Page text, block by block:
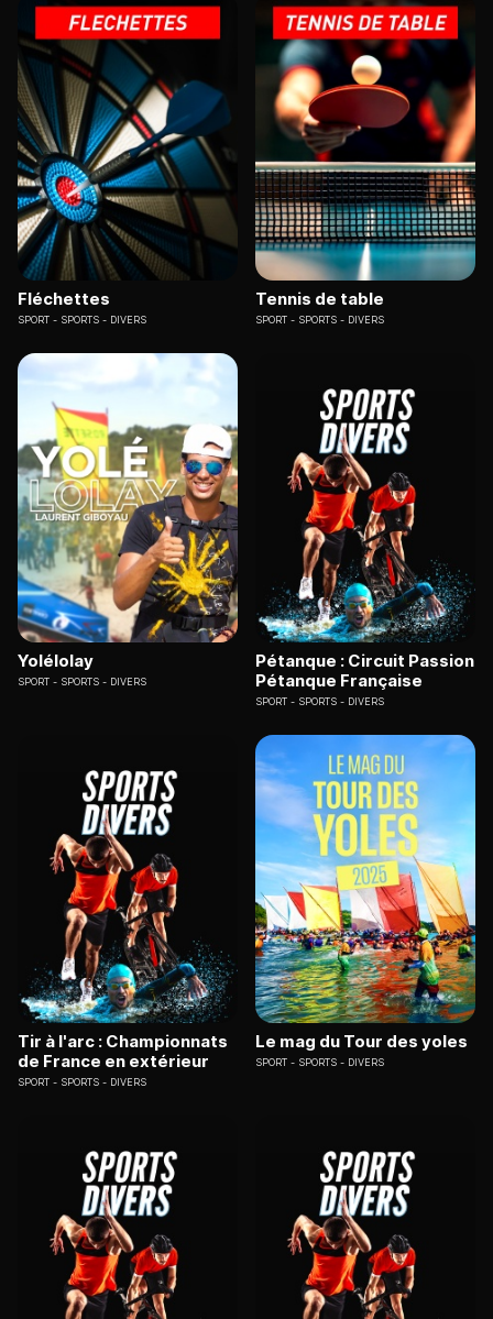
Fléchettes
SPORT SPORTS - DIVERS
Tennis de table
SPORT SPORTS - DIVERS
Yolélolay
SPORT SPORTS - DIVERS
Pétanque : Circuit Passion
Pétanque Française
SPORT SPORTS - DIVERS
Tir à l'arc : Championnats
de France en extérieur
SPORT SPORTS - DIVERS
Le mag du Tour des yoles
SPORT SPORTS - DIVERS